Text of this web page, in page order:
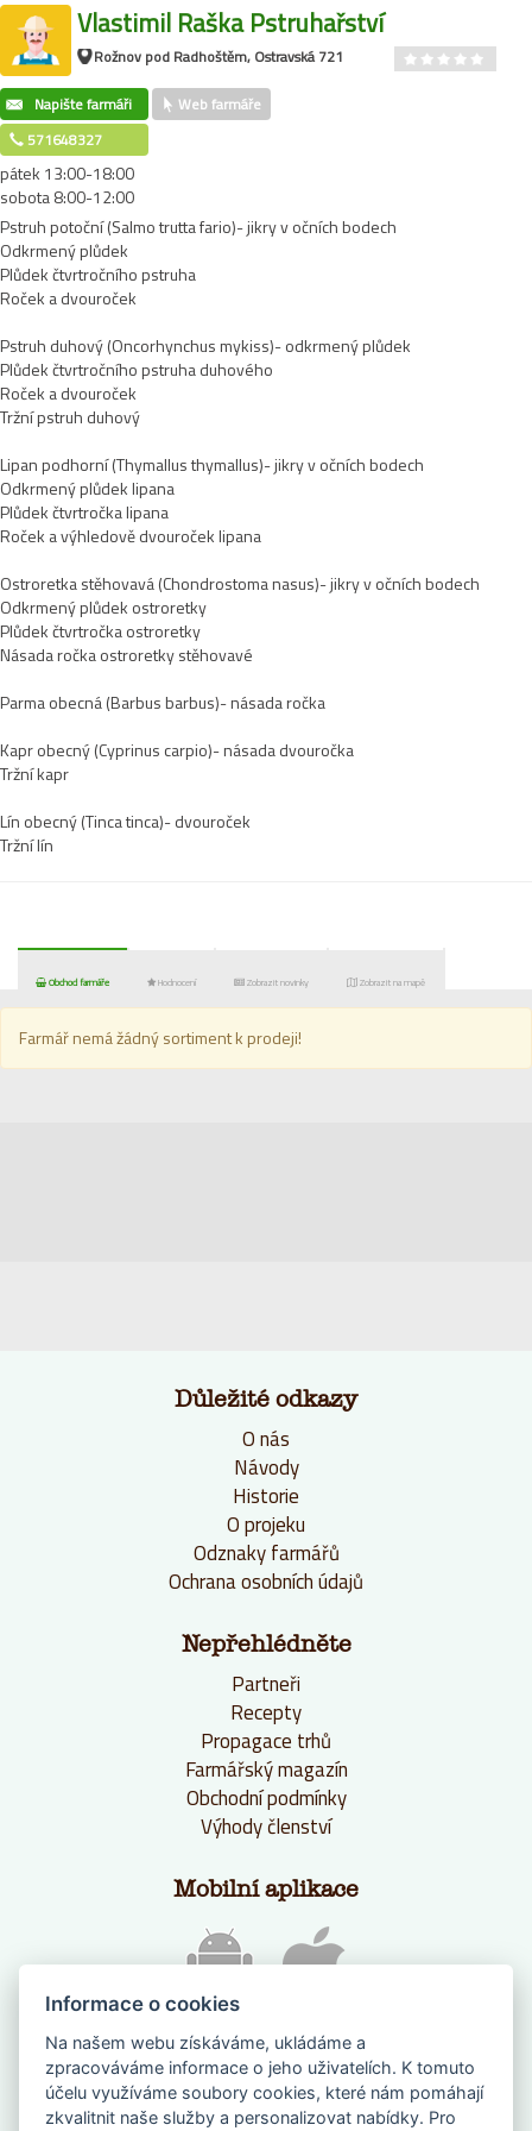
Vlastimil Raška Pstruhařství
Rožnov pod Radhoštěm, Ostravská 721
Napište farmáři
Web farmáře
571648327
pátek 13:00-18:00
sobota 8:00-12:00
Pstruh potoční (Salmo trutta fario)- jikry v očních bodech
Odkrmený plůdek
Plůdek čtvrtročního pstruha
Roček a dvouroček
Pstruh duhový (Oncorhynchus mykiss)- odkrmený plůdek
Plůdek čtvrtročního pstruha duhového
Roček a dvouroček
Tržní pstruh duhový
Lipan podhorní (Thymallus thymallus)- jikry v očních bodech
Odkrmený plůdek lipana
Plůdek čtvrtročka lipana
Roček a výhledově dvouroček lipana
Ostroretka stěhovavá (Chondrostoma nasus)- jikry v očních bodech
Odkrmený plůdek ostroretky
Plůdek čtvrtročka ostroretky
Násada ročka ostroretky stěhovavé
Parma obecná (Barbus barbus)- násada ročka
Kapr obecný (Cyprinus carpio)- násada dvouročka
Tržní kapr
Lín obecný (Tinca tinca)- dvouroček
Tržní lín
Obchod farmáře Hodnocení Zobrazit novinky Zobrazit na mapě
Farmář nemá žádný sortiment k prodeji!
Důležité odkazy
O nás
Návody
Historie
O projeku
Odznaky farmářů
Ochrana osobních údajů
Nepřehlédněte
Partneři
Recepty
Propagace trhů
Farmářský magazín
Obchodní podmínky
Výhody členství
Mobilní aplikace
Informace o cookies
Na našem webu získáváme, ukládáme a
zpracováváme informace o jeho uživatelích. K tomuto
účelu využíváme soubory cookies, které nám pomáhají
zkvalitnit naše služby a personalizovat nabídky. Pro